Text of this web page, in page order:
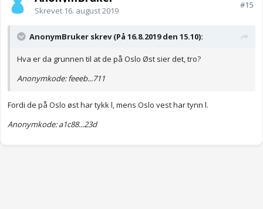
Skrevet 16. august 2019
#15
AnonymBruker skrev (På 16.8.2019 den 15.10):
Hva er da grunnen til at de på Oslo Øst sier det, tro?
Anonymkode: feeeb...711
Fordi de på Oslo øst har tykk l, mens Oslo vest har tynn l.
Anonymkode: a1c88...23d